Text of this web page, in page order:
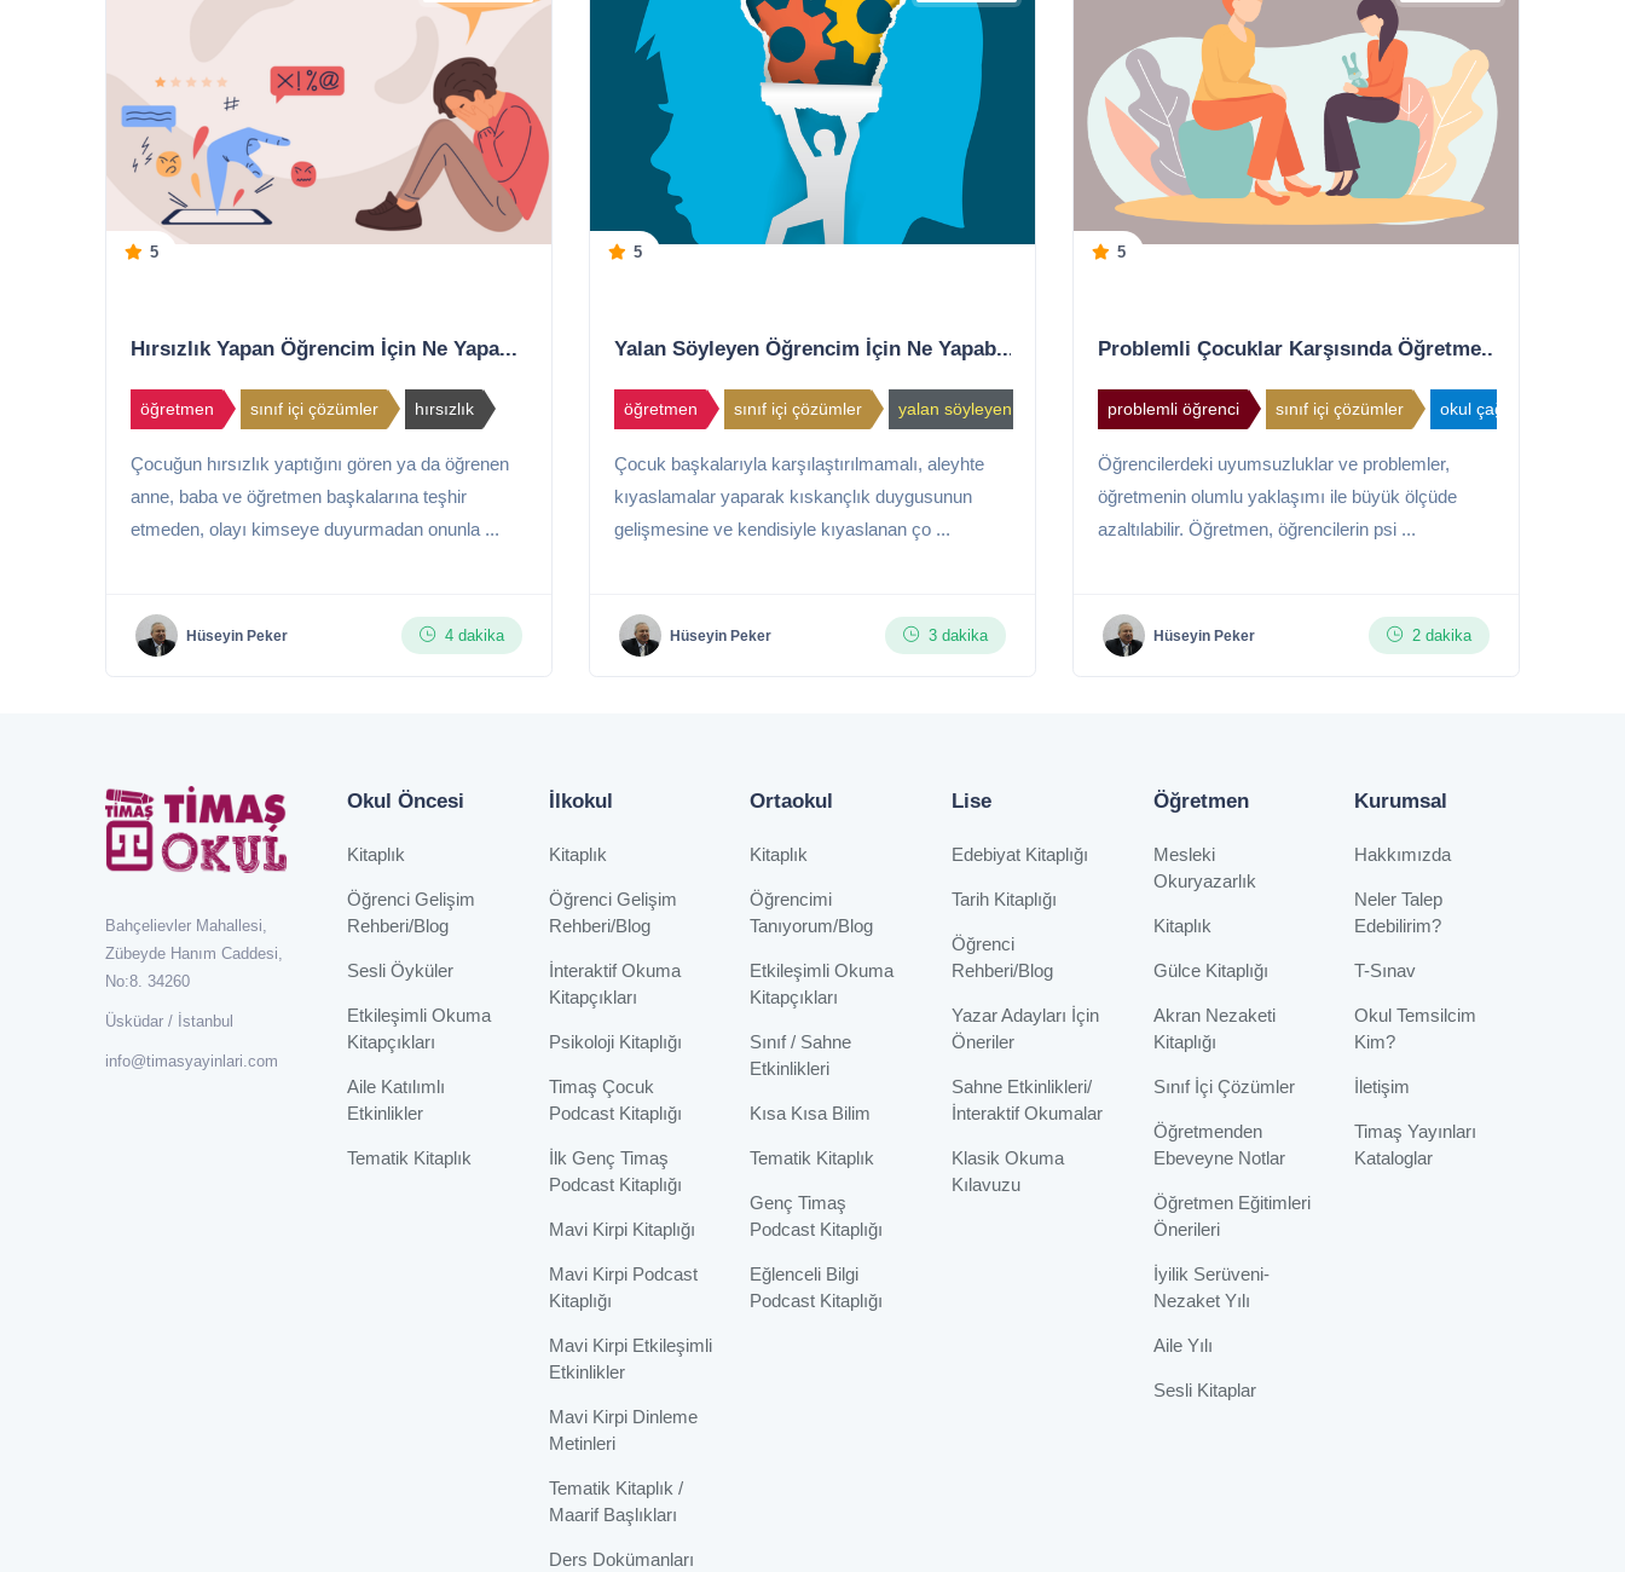
5
Hırsızlık Yapan Öğrencim İçin Ne Yapa...
öğretmen sınıf içi çözümler hırsızlık
Çocuğun hırsızlık yaptığını gören ya da öğrenen
anne, baba ve öğretmen başkalarına teşhir
etmeden, olayı kimseye duyurmadan onunla ...
Hüseyin Peker 4 dakika
5
Yalan Söyleyen Öğrencim İçin Ne Yapab...
öğretmen sınıf içi çözümler yalan söyleyen öğrenci
Çocuk başkalarıyla karşılaştırılmamalı, aleyhte
kıyaslamalar yaparak kıskançlık duygusunun
gelişmesine ve kendisiyle kıyaslanan ço ...
Hüseyin Peker 3 dakika
5
Problemli Çocuklar Karşısında Öğretme...
problemli öğrenci sınıf içi çözümler okul çağı
Öğrencilerdeki uyumsuzluklar ve problemler,
öğretmenin olumlu yaklaşımı ile büyük ölçüde
azaltılabilir. Öğretmen, öğrencilerin psi ...
Hüseyin Peker 2 dakika
Bahçelievler Mahallesi,
Zübeyde Hanım Caddesi,
No:8. 34260
Üsküdar / İstanbul
info@timasyayinlari.com
Okul Öncesi
Kitaplık
Öğrenci Gelişim
Rehberi/Blog
Sesli Öyküler
Etkileşimli Okuma
Kitapçıkları
Aile Katılımlı
Etkinlikler
Tematik Kitaplık
İlkokul
Kitaplık
Öğrenci Gelişim
Rehberi/Blog
İnteraktif Okuma
Kitapçıkları
Psikoloji Kitaplığı
Timaş Çocuk
Podcast Kitaplığı
İlk Genç Timaş
Podcast Kitaplığı
Mavi Kirpi Kitaplığı
Mavi Kirpi Podcast
Kitaplığı
Mavi Kirpi Etkileşimli
Etkinlikler
Mavi Kirpi Dinleme
Metinleri
Tematik Kitaplık /
Maarif Başlıkları
Ders Dokümanları
Ortaokul
Kitaplık
Öğrencimi
Tanıyorum/Blog
Etkileşimli Okuma
Kitapçıkları
Sınıf / Sahne
Etkinlikleri
Kısa Kısa Bilim
Tematik Kitaplık
Genç Timaş
Podcast Kitaplığı
Eğlenceli Bilgi
Podcast Kitaplığı
Lise
Edebiyat Kitaplığı
Tarih Kitaplığı
Öğrenci
Rehberi/Blog
Yazar Adayları İçin
Öneriler
Sahne Etkinlikleri/
İnteraktif Okumalar
Klasik Okuma
Kılavuzu
Öğretmen
Mesleki
Okuryazarlık
Kitaplık
Gülce Kitaplığı
Akran Nezaketi
Kitaplığı
Sınıf İçi Çözümler
Öğretmenden
Ebeveyne Notlar
Öğretmen Eğitimleri
Önerileri
İyilik Serüveni-
Nezaket Yılı
Aile Yılı
Sesli Kitaplar
Kurumsal
Hakkımızda
Neler Talep
Edebilirim?
T-Sınav
Okul Temsilcim
Kim?
İletişim
Timaş Yayınları
Kataloglar